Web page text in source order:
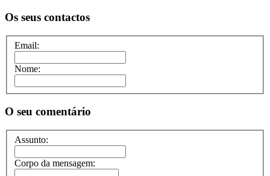
Os seus contactos
Email:
Nome:
O seu comentário
Assunto:
Corpo da mensagem: